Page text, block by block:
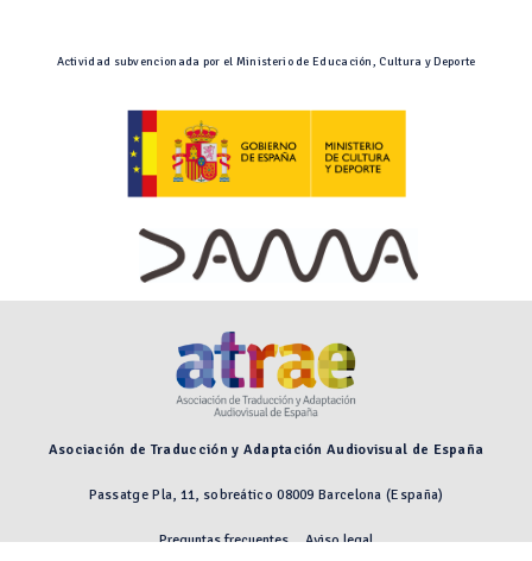
Actividad subvencionada por el Ministerio de Educación, Cultura y Deporte
Asociación de Traducción y Adaptación Audiovisual de España
Passatge Pla, 11, sobreático 08009 Barcelona (España)
Preguntas frecuentes Aviso legal